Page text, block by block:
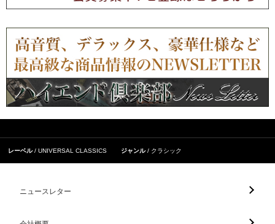
レーベル UNIVERSAL CLASSICS ジャンル クラシック
ニュースレター